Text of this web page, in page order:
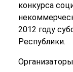
конкурса
2012 году
Республики.